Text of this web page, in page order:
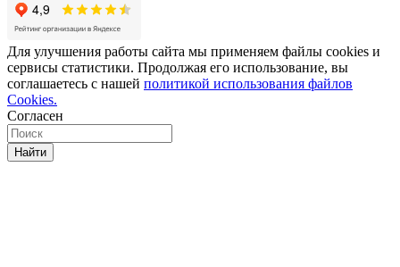
Для улучшения работы сайта мы применяем файлы cookies и
сервисы статистики. Продолжая его использование, вы
соглашаетесь с нашей политикой использования файлов
Cookies.
Согласен
Найти